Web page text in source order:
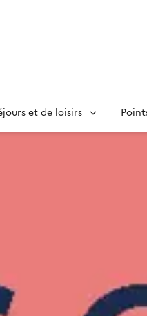
et de loisirs